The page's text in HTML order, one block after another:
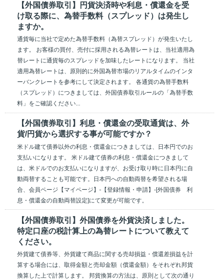
【外国債券取引】円貨決済時や利息・償還金を受
け取る際に、為替手数料（スプレッド）は発生し
ますか。
通貨毎に当社で定めた為替手数料（為替スプレッド）が発生いたし
ます。 お客様の買付、売付に採用される為替レートは、当社適用為
替レートに通貨毎のスプレッドを加味したレートになります。 当社
適用為替レートは、原則的に外国為替市場のリアルタイムのインタ
ーバンクレートを参考にして決定されます。 各通貨の為替手数料
（スプレッド）につきましては、外国債券取引ルールの「為替手数
料」をご確認ください...
【外国債券取引】利息・償還金の受取通貨は、外
貨/円貨から選択する事が可能ですか？
米ドル建て債券以外の利息・償還金につきましては、日本円でのお
支払いになります。 米ドル建て債券の利息・償還金につきまして
は、米ドルでのお支払いになりますが、お受け取り時に日本円に自
動両替することも可能です。日本円への自動両替を希望される場
合、会員ページ【マイページ】-【登録情報・申請】-[外国債券 利
息・償還金の自動両替設定]にて変更が可能です。
【外国債券取引】外国債券を外貨決済しました。
特定口座の税計算上の為替レートについて教えて
ください。
外貨建て債券等、外貨建て商品に関する売却損益・償還差損益を計
算する場合には、取得金額と売却金額（償還金額）をそれぞれ邦貨
換算した上で計算します。 邦貨換算の方法は、原則として次の通り